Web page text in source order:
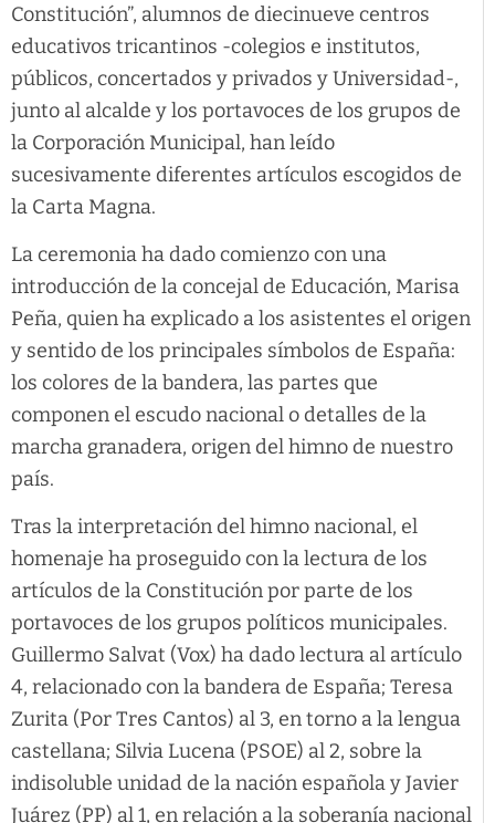
Constitución”, alumnos de diecinueve centros
educativos tricantinos -colegios e institutos,
públicos, concertados y privados y Universidad-,
junto al alcalde y los portavoces de los grupos de
la Corporación Municipal, han leído
sucesivamente diferentes artículos escogidos de
la Carta Magna.
La ceremonia ha dado comienzo con una
introducción de la concejal de Educación, Marisa
Peña, quien ha explicado a los asistentes el origen
y sentido de los principales símbolos de España:
los colores de la bandera, las partes que
componen el escudo nacional o detalles de la
marcha granadera, origen del himno de nuestro
país.
Tras la interpretación del himno nacional, el
homenaje ha proseguido con la lectura de los
artículos de la Constitución por parte de los
portavoces de los grupos políticos municipales.
Guillermo Salvat (Vox) ha dado lectura al artículo
4, relacionado con la bandera de España; Teresa
Zurita (Por Tres Cantos) al 3, en torno a la lengua
castellana; Silvia Lucena (PSOE) al 2, sobre la
indisoluble unidad de la nación española y Javier
Juárez (PP) al 1, en relación a la soberanía nacional